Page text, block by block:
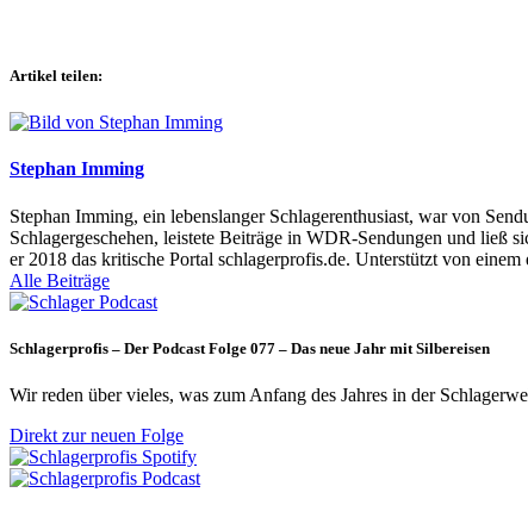
Artikel teilen:
Stephan Imming
Stephan Imming, ein lebenslanger Schlagerenthusiast, war von
Schlagergeschehen, leistete Beiträge in WDR-Sendungen und ließ
er 2018 das kritische Portal schlagerprofis.de. Unterstützt von
Alle Beiträge
Schlagerprofis – Der Podcast Folge 077 – Das neue Jahr mit Silbereisen
Wir reden über vieles, was zum Anfang des Jahres in der
Direkt zur neuen Folge